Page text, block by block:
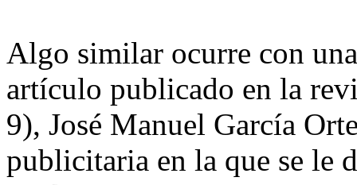
Algo similar ocurre con
artículo publicado en la
9), José Manuel García
publicitaria en la que se le